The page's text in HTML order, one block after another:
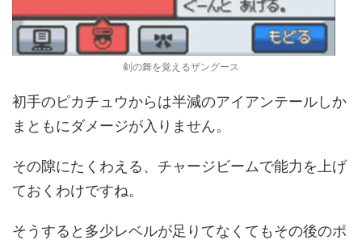
剣の舞を覚えるザングース
初手のピカチュウからは半減のアイアンテールしか
まともにダメージが入りません。
その隙にたくわえる、チャージビームで能力を上げ
ておくわけですね。
そうすると多少レベルが足りてなくてもその後のポ